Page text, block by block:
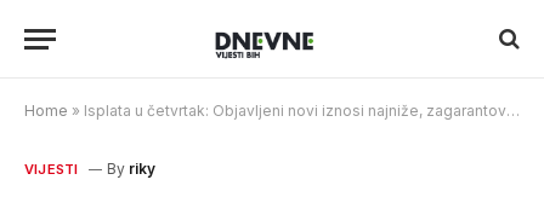
Home » Isplata u četvrtak: Objavljeni novi iznosi najniže, zagarantovane i najviše penzije u Federaciji BiH
VIJESTI By riky